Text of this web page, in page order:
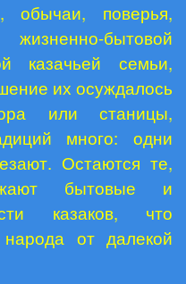
обычаи, поверья,
бытовой
казачьей семьи,
их осуждалось
или станицы,
много: одни
Остаются те,
бытовые и
казаков, что
от далекой